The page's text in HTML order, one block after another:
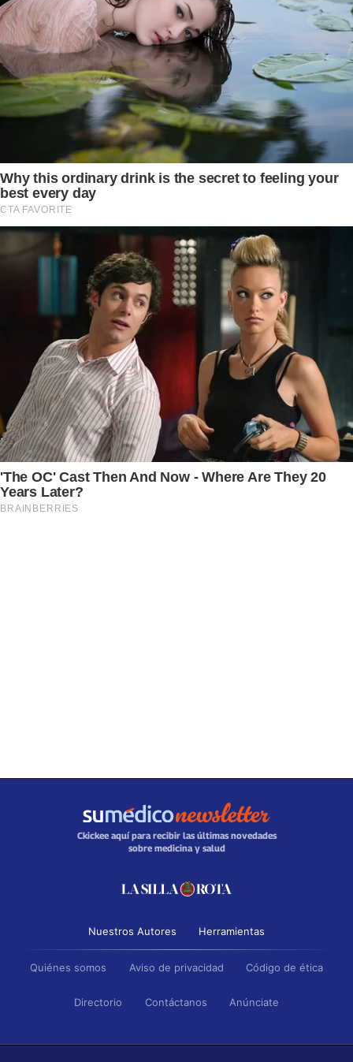
Ckickee aquí para recibir las últimas novedades
sobre medicina y salud
Nuestros Autores Herramientas
Quiénes somos Aviso de privacidad Código de ética
Directorio Contáctanos Anúnciate